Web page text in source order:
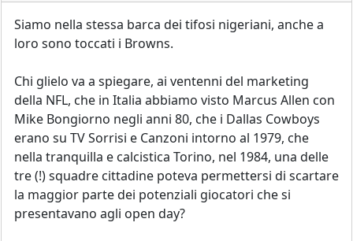
Siamo nella stessa barca dei tifosi nigeriani, anche a
loro sono toccati i Browns.
Chi glielo va a spiegare, ai ventenni del marketing
della NFL, che in Italia abbiamo visto Marcus Allen con
Mike Bongiorno negli anni 80, che i Dallas Cowboys
erano su TV Sorrisi e Canzoni intorno al 1979, che
nella tranquilla e calcistica Torino, nel 1984, una delle
tre (!) squadre cittadine poteva permettersi di scartare
la maggior parte dei potenziali giocatori che si
presentavano agli open day?